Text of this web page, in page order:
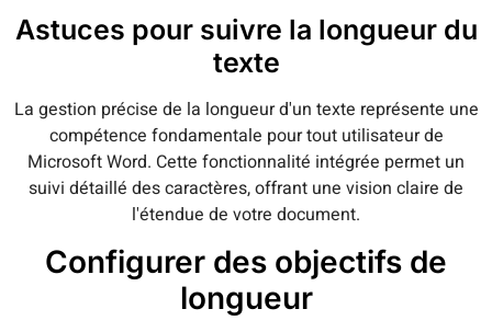
Astuces pour suivre la longueur du
texte
La gestion précise de la longueur d'un texte représente une
compétence fondamentale pour tout utilisateur de
Microsoft Word. Cette fonctionnalité intégrée permet un
suivi détaillé des caractères, offrant une vision claire de
l'étendue de votre document.
Configurer des objectifs de
longueur